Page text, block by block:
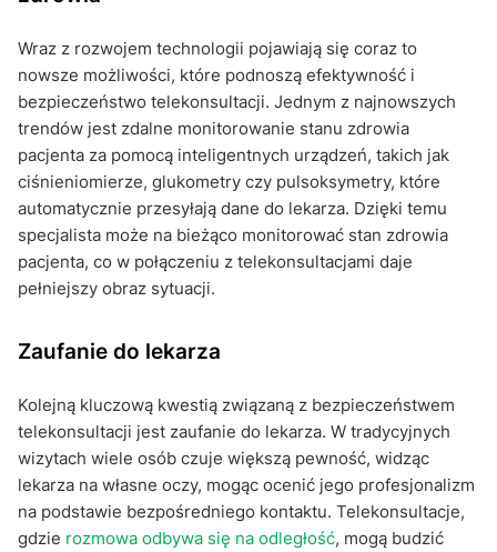
Wraz z rozwojem technologii pojawiają się coraz to
nowsze możliwości, które podnoszą efektywność i
bezpieczeństwo telekonsultacji. Jednym z najnowszych
trendów jest zdalne monitorowanie stanu zdrowia
pacjenta za pomocą inteligentnych urządzeń, takich jak
ciśnieniomierze, glukometry czy pulsoksymetry, które
automatycznie przesyłają dane do lekarza. Dzięki temu
specjalista może na bieżąco monitorować stan zdrowia
pacjenta, co w połączeniu z telekonsultacjami daje
pełniejszy obraz sytuacji.
Zaufanie do lekarza
Kolejną kluczową kwestią związaną z bezpieczeństwem
telekonsultacji jest zaufanie do lekarza. W tradycyjnych
wizytach wiele osób czuje większą pewność, widząc
lekarza na własne oczy, mogąc ocenić jego profesjonalizm
na podstawie bezpośredniego kontaktu. Telekonsultacje,
gdzie rozmowa odbywa się na odległość, mogą budzić